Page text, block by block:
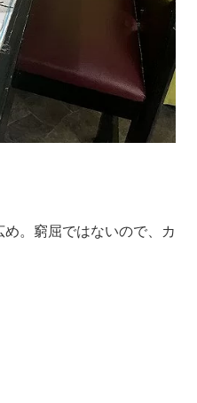
。窮屈ではないので、カ